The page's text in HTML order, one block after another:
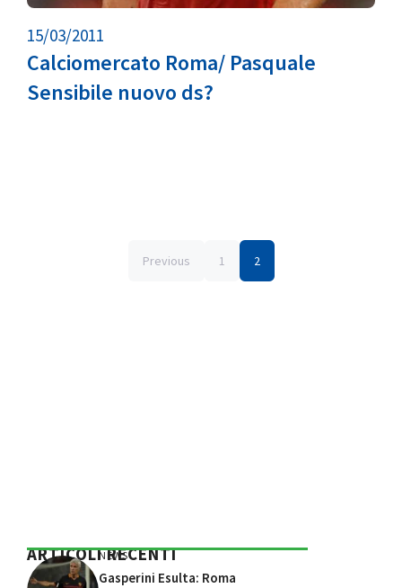
15/03/2011
Calciomercato Roma/ Pasquale
Sensibile nuovo ds?
Previous 1 2
ARTICOLI RECENTI
NEWS
Gasperini Esulta: Roma